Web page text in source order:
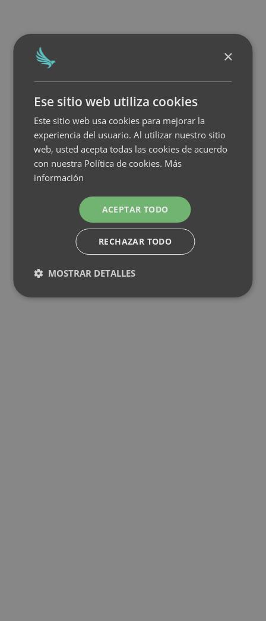
×
Ese sitio web utiliza cookies
Este sitio web usa cookies para mejorar la
experiencia del usuario. Al utilizar nuestro sitio
web, usted acepta todas las cookies de acuerdo
con nuestra Política de cookies. Más
información
ACEPTAR TODO
RECHAZAR TODO
MOSTRAR DETALLES